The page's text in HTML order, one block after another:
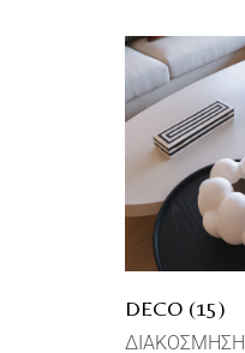
DECO (15)
ΔΙΑΚΟΣΜΗΣΗ